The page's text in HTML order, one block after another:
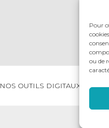
Pour
ou de
NOS OUTILS DIGITAUX